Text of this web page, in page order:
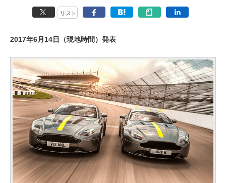
リスト
2017年6月14日（現地時間）発表